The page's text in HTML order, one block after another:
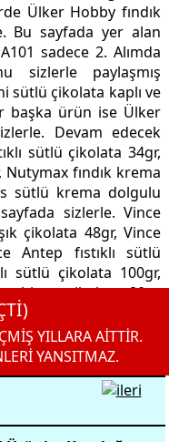
Ülker Hobby fındık
Bu sayfada yer alan
sadece 2. Alımda
sizlerle paylaşmış
sütlü çikolata kaplı ve
başka ürün ise Ülker
Devam edecek
sütlü çikolata 34gr,
fındık krema
sütlü krema dolgulu
sizlerle. Vince
çikolata 48gr, Vince
Antep fıstıklı sütlü
sütlü çikolata 100gr,
bitter çikolata 80gr
Cows sütlü ve beyaz
çikolata 100gr
YILLARA AİTTİR.
YANSITMAZ.